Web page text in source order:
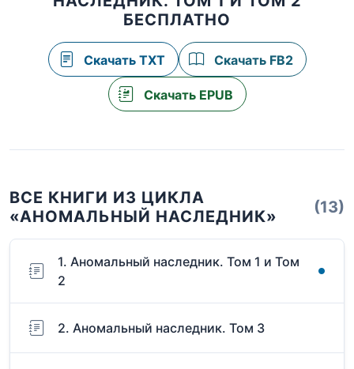
БЕСПЛАТНО
Скачать TXT Скачать FB2
Скачать EPUB
ВСЕ КНИГИ ИЗ ЦИКЛА
«АНОМАЛЬНЫЙ НАСЛЕДНИК»
(13)
1. Аномальный наследник. Том 1 и Том
2
2. Аномальный наследник. Том 3